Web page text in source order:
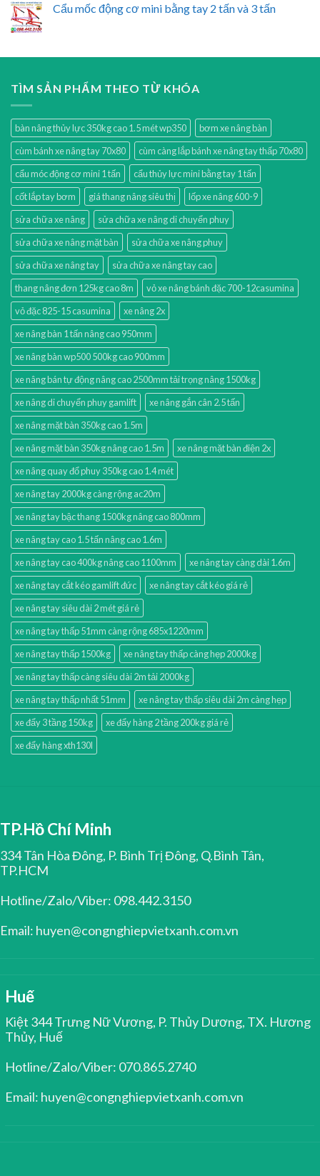
Cẩu mốc động cơ mini bằng tay 2 tấn và 3 tấn
TÌM SẢN PHẨM THEO TỪ KHÓA
bàn nâng thủy lực 350kg cao 1.5 mét wp350
bơm xe nâng bàn
cùm bánh xe nâng tay 70x80
cùm càng lắp bánh xe nâng tay thấp 70x80
cẩu móc động cơ mini 1 tấn
cẩu thủy lực mini bằng tay 1 tấn
cốt lắp tay bơm
giá thang nâng siêu thị
lốp xe nâng 600-9
sửa chữa xe nâng
sửa chữa xe nâng di chuyển phuy
sửa chữa xe nâng mặt bàn
sửa chữa xe nâng phuy
sửa chữa xe nâng tay
sửa chữa xe nâng tay cao
thang nâng đơn 125kg cao 8m
vỏ xe nâng bánh đặc 700-12casumina
vỏ đặc 825-15 casumina
xe nâng 2x
xe nâng bàn 1 tấn nâng cao 950mm
xe nâng bàn wp500 500kg cao 900mm
xe nâng bán tự động nâng cao 2500mm tải trọng nâng 1500kg
xe nâng di chuyển phuy gamlift
xe nâng gắn cân 2.5 tấn
xe nâng mặt bàn 350kg cao 1.5m
xe nâng mặt bàn 350kg nâng cao 1.5m
xe nâng mặt bàn điện 2x
xe nâng quay đổ phuy 350kg cao 1.4 mét
xe nâng tay 2000kg càng rộng ac20m
xe nâng tay bậc thang 1500kg nâng cao 800mm
xe nâng tay cao 1.5 tấn nâng cao 1.6m
xe nâng tay cao 400kg nâng cao 1100mm
xe nâng tay càng dài 1.6m
xe nâng tay cắt kéo gamlift đức
xe nâng tay cắt kéo giá rẻ
xe nâng tay siêu dài 2 mét giá rẻ
xe nâng tay thấp 51mm càng rộng 685x1220mm
xe nâng tay thấp 1500kg
xe nâng tay thấp càng hẹp 2000kg
xe nâng tay thấp càng siêu dài 2m tải 2000kg
xe nâng tay thấp nhất 51mm
xe nâng tay thấp siêu dài 2m càng hẹp
xe đẩy 3 tầng 150kg
xe đẩy hàng 2 tầng 200kg giá rẻ
xe đẩy hàng xth130l
TP.Hồ Chí Minh
334 Tân Hòa Đông, P. Bình Trị Đông, Q.Bình Tân,
TP.HCM
Hotline/Zalo/Viber: 098.442.3150
Email: huyen@congnghiepvietxanh.com.vn
Huế
Kiệt 344 Trưng Nữ Vương, P. Thủy Dương, TX. Hương
Thủy, Huế
Hotline/Zalo/Viber: 070.865.2740
Email: huyen@congnghiepvietxanh.com.vn